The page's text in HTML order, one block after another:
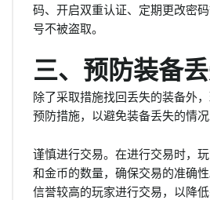
码、开启双重认证、定期更改密
号不被盗取。
三、预防装备
除了采取措施找回丢失的装备外
预防措施，以避免装备丢失的情况
谨慎进行交易。在进行交易时，
和金币的数量，确保交易的准确
信誉较高的玩家进行交易，以降低